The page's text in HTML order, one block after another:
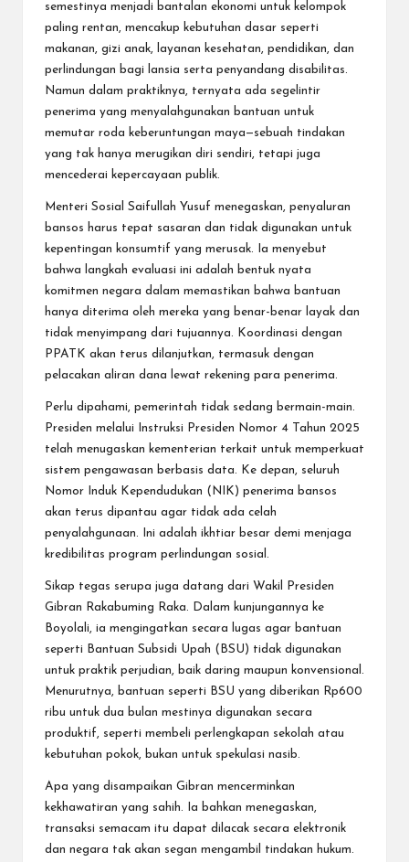
semestinya menjadi bantalan ekonomi untuk kelompok
paling rentan, mencakup kebutuhan dasar seperti
makanan, gizi anak, layanan kesehatan, pendidikan, dan
perlindungan bagi lansia serta penyandang disabilitas.
Namun dalam praktiknya, ternyata ada segelintir
penerima yang menyalahgunakan bantuan untuk
memutar roda keberuntungan maya—sebuah tindakan
yang tak hanya merugikan diri sendiri, tetapi juga
mencederai kepercayaan publik.
Menteri Sosial Saifullah Yusuf menegaskan, penyaluran
bansos harus tepat sasaran dan tidak digunakan untuk
kepentingan konsumtif yang merusak. Ia menyebut
bahwa langkah evaluasi ini adalah bentuk nyata
komitmen negara dalam memastikan bahwa bantuan
hanya diterima oleh mereka yang benar-benar layak dan
tidak menyimpang dari tujuannya. Koordinasi dengan
PPATK akan terus dilanjutkan, termasuk dengan
pelacakan aliran dana lewat rekening para penerima.
Perlu dipahami, pemerintah tidak sedang bermain-main.
Presiden melalui Instruksi Presiden Nomor 4 Tahun 2025
telah menugaskan kementerian terkait untuk memperkuat
sistem pengawasan berbasis data. Ke depan, seluruh
Nomor Induk Kependudukan (NIK) penerima bansos
akan terus dipantau agar tidak ada celah
penyalahgunaan. Ini adalah ikhtiar besar demi menjaga
kredibilitas program perlindungan sosial.
Sikap tegas serupa juga datang dari Wakil Presiden
Gibran Rakabuming Raka. Dalam kunjungannya ke
Boyolali, ia mengingatkan secara lugas agar bantuan
seperti Bantuan Subsidi Upah (BSU) tidak digunakan
untuk praktik perjudian, baik daring maupun konvensional.
Menurutnya, bantuan seperti BSU yang diberikan Rp600
ribu untuk dua bulan mestinya digunakan secara
produktif, seperti membeli perlengkapan sekolah atau
kebutuhan pokok, bukan untuk spekulasi nasib.
Apa yang disampaikan Gibran mencerminkan
kekhawatiran yang sahih. Ia bahkan menegaskan,
transaksi semacam itu dapat dilacak secara elektronik
dan negara tak akan segan mengambil tindakan hukum.